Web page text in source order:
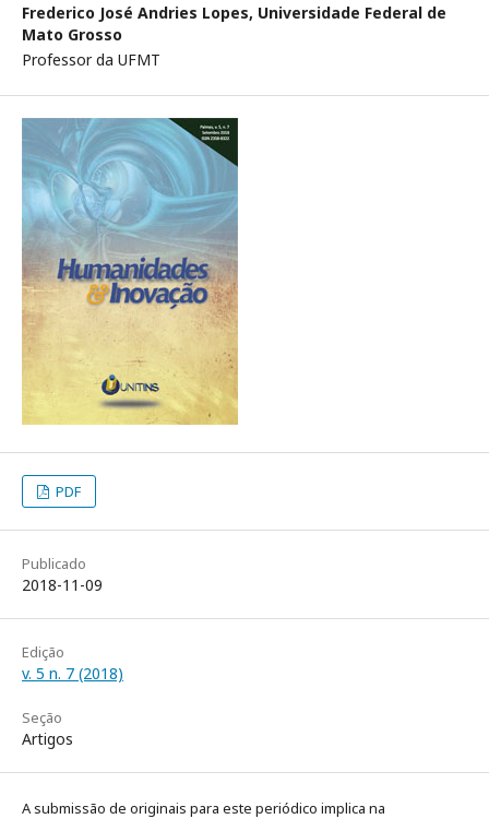
Frederico José Andries Lopes, Universidade Federal de
Mato Grosso
Professor da UFMT
PDF
Publicado
2018-11-09
Edição
v. 5 n. 7 (2018)
Seção
Artigos
A submissão de originais para este periódico implica na